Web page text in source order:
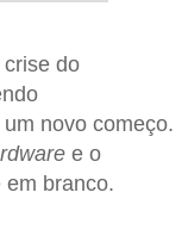
do
um novo começo.
e o
em branco.